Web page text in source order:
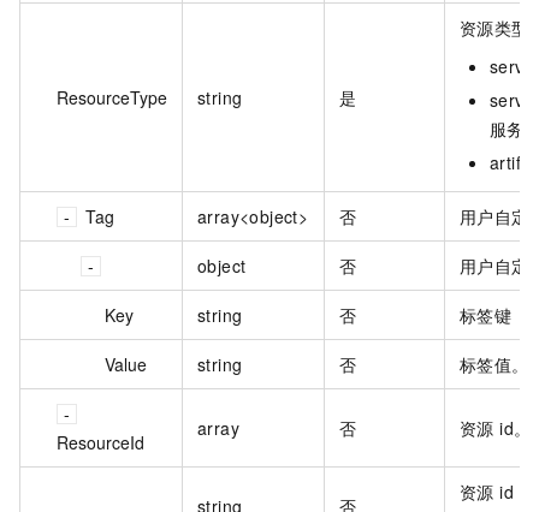
ResourceType string 是
资源类型
服务
Tag array<object> 否 用户自定
object 否 用户自定
Key string 否 标签键
Value string 否 标签值。
ResourceId
array 否 资源 id。
string 否
资源 id，